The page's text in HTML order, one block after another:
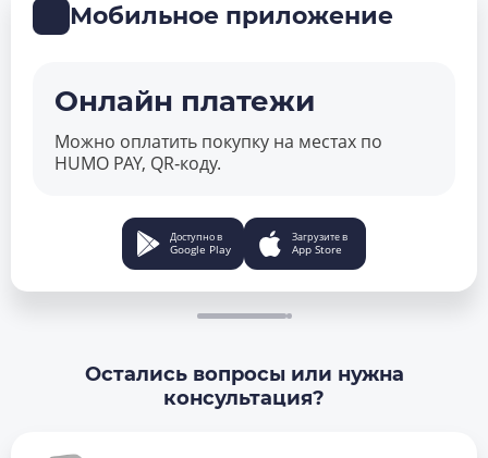
Мобильное приложение
Онлайн платежи
Можно оплатить покупку на местах по
HUMO PAY, QR‑коду.
Доступно в
Google Play
Загрузите в
App Store
Остались вопросы или нужна
консультация?